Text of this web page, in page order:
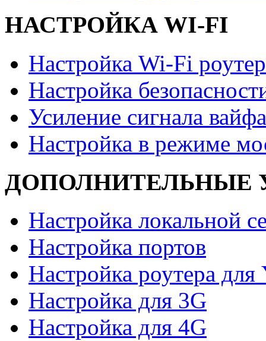
НАСТРОЙКА WI-FI
Настройка Wi-Fi
Настройка
Усиление сигнала
Настройка в режиме
ДОПОЛНИТЕЛЬНЫЕ
Настройка локальной
Настройка портов
Настройка роутера
Настройка для 3G
Настройка для 4G